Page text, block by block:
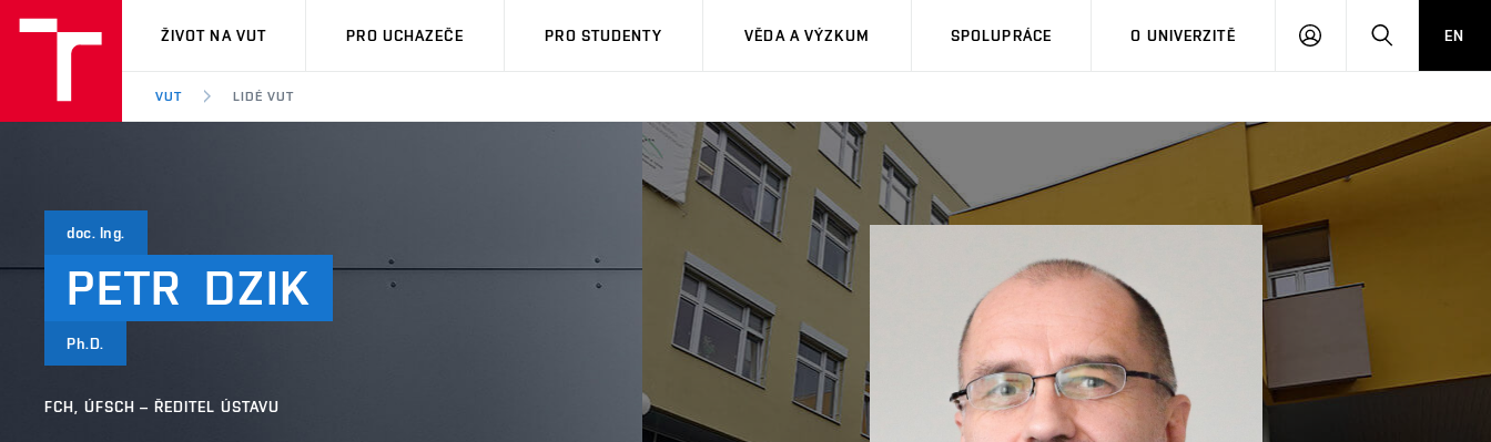
VUT
ŽIVOT NA VUT PRO UCHAZEČE PRO STUDENTY VĚDA A VÝZKUM SPOLUPRÁCE O UNIVERZITĚ
PŘIHLÁSIT HLEDATEN
VUT LIDÉ VUT
doc. Ing.
PETR DZIK
Ph.D.
FCH, ÚFSCH – ŘEDITEL ÚSTAVU